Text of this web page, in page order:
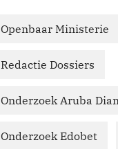
Openbaar Ministerie
Redactie Dossiers
Onderzoek Aruba
Onderzoek Edobet